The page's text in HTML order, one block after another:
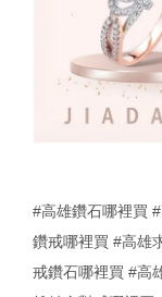
#高雄鑽石哪裡買
鑽戒哪裡買 #高雄
戒鑽石哪裡買 #高